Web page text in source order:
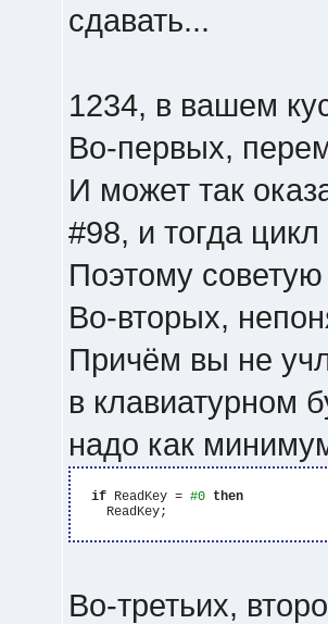
сдавать...
1234, в вашем
Во-первых,
И может так
#98, и тогда
Поэтому
Во-вторых,
Причём вы не
в клавиатурном
надо как
if ReadKey = #0 then
    ReadKey;
Во-третьих,